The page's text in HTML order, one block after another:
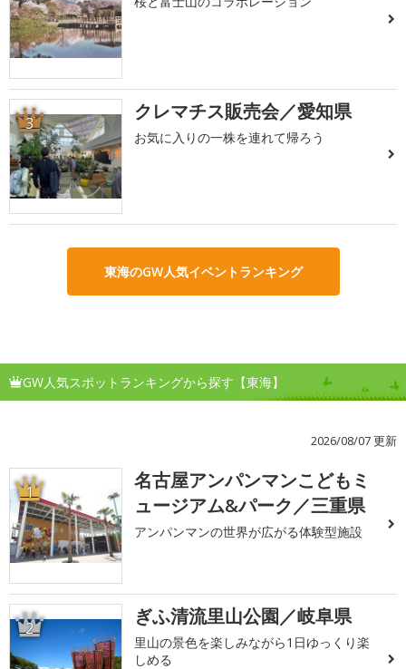
3 クレマチス販売会／愛知県
お気に入りの一株を連れて帰ろう
東海のGW人気イベントランキング
GW人気スポットランキングから探す【東海】
2026/08/07 更新
1
名古屋アンパンマンこどもミ
ュージアム&パーク／三重県
アンパンマンの世界が広がる体験型施設
2 ぎふ清流里山公園／岐阜県
里山の景色を楽しみながら1日ゆっくり楽
しめる